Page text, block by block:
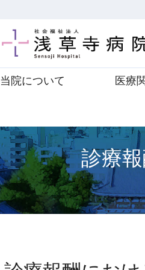
当院について 医療
診療